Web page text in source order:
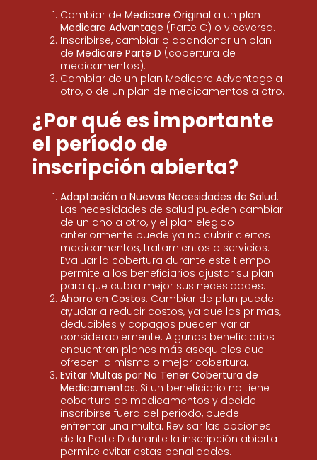
Cambiar de Medicare Original a un plan
Medicare Advantage (Parte C) o viceversa.
Inscribirse, cambiar o abandonar un plan
de Medicare Parte D (cobertura de
medicamentos).
Cambiar de un plan Medicare Advantage a
otro, o de un plan de medicamentos a otro.
¿Por qué es importante
el período de
inscripción abierta?
Adaptación a Nuevas Necesidades de Salud:
Las necesidades de salud pueden cambiar
de un año a otro, y el plan elegido
anteriormente puede ya no cubrir ciertos
medicamentos, tratamientos o servicios.
Evaluar la cobertura durante este tiempo
permite a los beneficiarios ajustar su plan
para que cubra mejor sus necesidades.
Ahorro en Costos: Cambiar de plan puede
ayudar a reducir costos, ya que las primas,
deducibles y copagos pueden variar
considerablemente. Algunos beneficiarios
encuentran planes más asequibles que
ofrecen la misma o mejor cobertura.
Evitar Multas por No Tener Cobertura de
Medicamentos: Si un beneficiario no tiene
cobertura de medicamentos y decide
inscribirse fuera del periodo, puede
enfrentar una multa. Revisar las opciones
de la Parte D durante la inscripción abierta
permite evitar estas penalidades.